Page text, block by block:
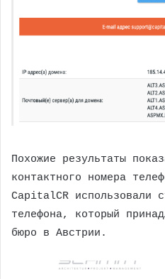
Похожие результаты
контактного номера
CapitalCR использовали
телефона, который
бюро в Австрии.